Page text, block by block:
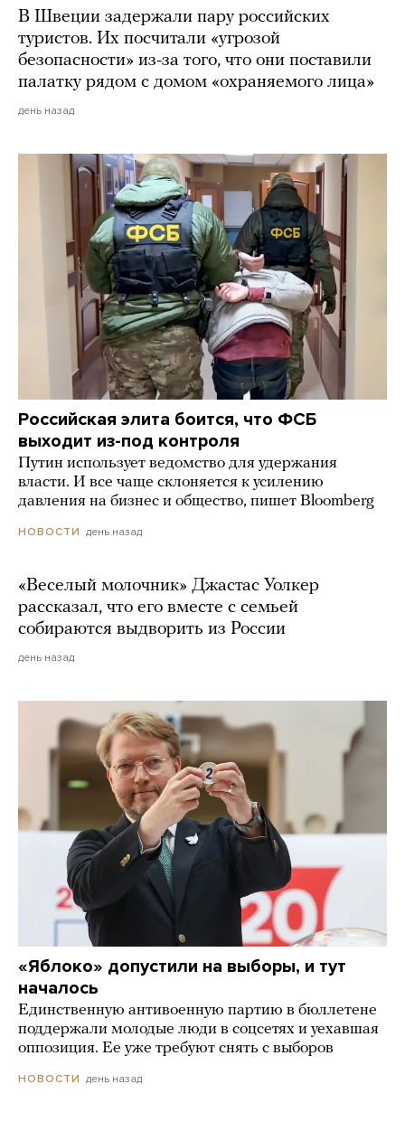
В Швеции задержали пару российских
туристов. Их посчитали «угрозой
безопасности» из-за того, что они поставили
палатку рядом с домом «охраняемого лица»
день назад
Российская элита боится, что ФСБ
выходит из-под контроля
Путин использует ведомство для удержания
власти. И все чаще склоняется к усилению
давления на бизнес и общество, пишет Bloomberg
НОВОСТИ день назад
«Веселый молочник» Джастас Уолкер
рассказал, что его вместе с семьей
собираются выдворить из России
день назад
«Яблоко» допустили на выборы, и тут
началось
Единственную антивоенную партию в бюллетене
поддержали молодые люди в соцсетях и уехавшая
оппозиция. Ее уже требуют снять с выборов
НОВОСТИ день назад